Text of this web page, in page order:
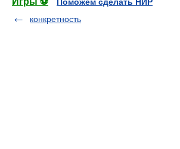
конкретность